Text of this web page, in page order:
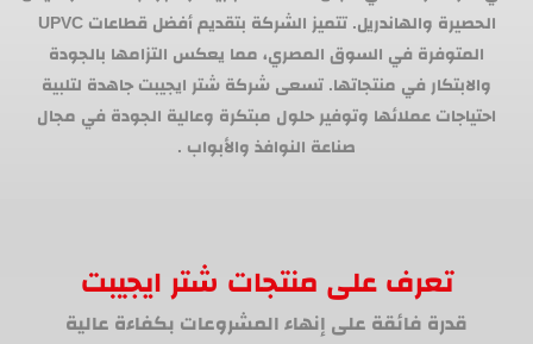
الحصيرة والهاندريل. تتميز الشركة بتقديم أفضل قطاعات UPVC
المتوفرة في السوق المصري، مما يعكس التزامها بالجودة
والابتكار في منتجاتها. تسعى شركة شتر ايجيبت جاهدة لتلبية
احتياجات عملائها وتوفير حلول مبتكرة وعالية الجودة في مجال
صناعة النوافذ والأبواب .
تعرف على منتجات شتر ايجيبت
قدرة فائقة على إنهاء المشروعات بكفاءة عالية